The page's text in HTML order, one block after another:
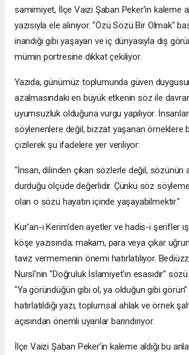
samimiyet, İlçe Vaizi Şaban Peker’in kaleme
yazısıyla ele alınıyor. "Özü Sözü Bir Olmak"
inandığı gibi yaşayan ve iç dünyasıyla dış
mümin portresine dikkat çekiliyor.
​Yazıda, günümüz toplumunda güven
azalmasındaki en büyük etkenin söz ile
uyumsuzluk olduğuna vurgu yapılıyor.
söylenenlere değil, bizzat yaşanan örneklere
çizilerek şu ifadelere yer veriliyor:
​"İnsan, dilinden çıkan sözlerle değil, sözünün
durduğu ölçüde değerlidir. Çünkü söz
olan o sözü hayatın içinde yaşayabilmektir."
​Kur'an-ı Kerim'den ayetler ve hadis-i şerifler
köşe yazısında; makam, para veya çıkar
taviz vermemenin önemi hatırlatılıyor.
Nursî’nin "Doğruluk İslamiyet'in esasıdır" sözü
"Ya göründüğün gibi ol, ya olduğun gibi
hatırlatıldığı yazı, toplumsal ahlak ve örnek
açısından önemli uyarılar barındırıyor.
​İlçe Vaizi Şaban Peker’in kaleme aldığı bu